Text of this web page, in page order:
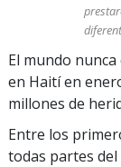
El mundo
en Haití en
millones de
Entre los
todas partes